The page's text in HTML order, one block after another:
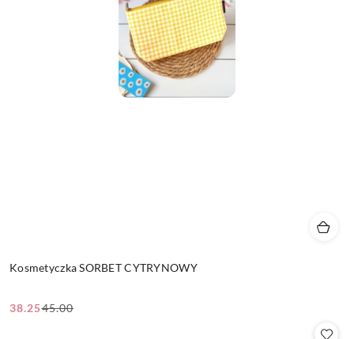
Kosmetyczka SORBET CYTRYNOWY
Cena
38.25
Cena
45.00